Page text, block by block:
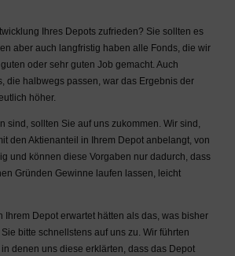
Ihres Depots zufrieden? Sie sollten es
aber auch langfristig haben alle Fonds, die wir
oder sehr guten Job gemacht. Auch
die halbwegs passen, war das Ergebnis der
höher.
sind, sollten Sie auf uns zukommen. Wir sind,
den Aktienanteil in Ihrem Depot anbelangt, von
und können diese Vorgaben nur dadurch, dass
Gründen Gewinne laufen lassen, leicht
Ihrem Depot erwartet hätten als das, was bisher
bitte schnellstens auf uns zu. Wir führten
denen uns diese erklärten, dass das Depot
und darf nur unter
Berücksichtigung Ihrer
Bedürfnisse erfolgen.
Jegliche im MaDrei-Blog
zur Verfügung gestellte
allgemeinen und
unverbindlichen
Austausch über
Finanzthemen. Eine
dieser Blog nicht
darstellen. Insbesondere
ist keine der zur Verfügung